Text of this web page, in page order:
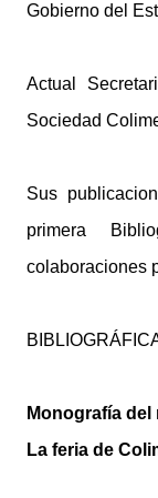
Gobierno del
Actual
Sociedad
Sus
primera
colaboraciones
Monografía
La feria de